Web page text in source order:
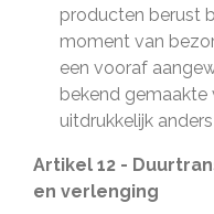
producten berust
moment van
een vooraf
bekend gemaakte
uitdrukkelijk
Artikel 12 -
en verlenging